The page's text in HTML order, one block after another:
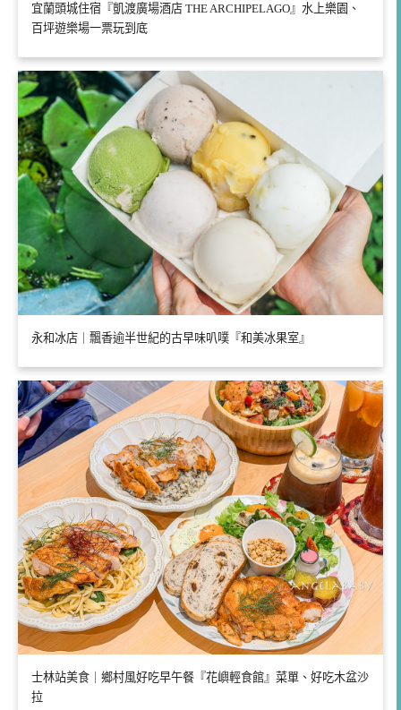
宜蘭頭城住宿『凱渡廣場酒店 THE ARCHIPELAGO』水上樂園、
百坪遊樂場一票玩到底
永和冰店｜飄香逾半世紀的古早味叭噗『和美冰果室』
士林站美食｜鄉村風好吃早午餐『花嶼輕食館』菜單、好吃木盆沙
拉